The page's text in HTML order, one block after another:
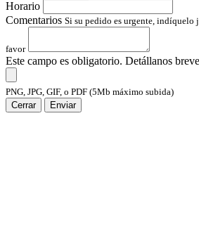
Horario
Comentarios Si su pedido es urgente, indíquelo
favor
Este campo es obligatorio. Detállanos
PNG, JPG, GIF, o PDF (5Mb máximo subida)
Cerrar
Enviar